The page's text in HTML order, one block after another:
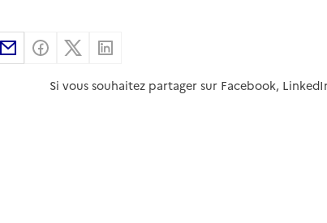
ImprimerPartager par email
Partager sur Facebook
Partager sur X
Si vous souhaitez partager sur Facebook,